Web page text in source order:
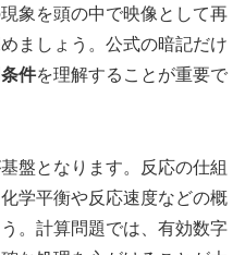
象を頭の中で映像として再
ましょう。公式の暗記だけ
件を理解することが重要で
盤となります。反応の仕組
学平衡や反応速度などの概
。計算問題では、有効数字